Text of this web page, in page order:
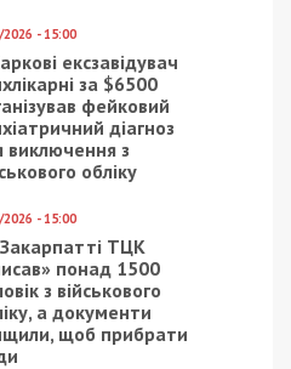
- 15:00
ексзавідувач
за $6500
фейковий
діагноз
виключення з
обліку
- 15:00
ТЦК
понад 1500
з військового
а документи
щоб прибрати